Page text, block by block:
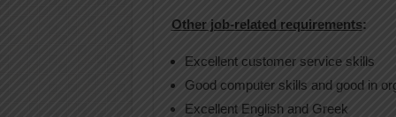
Other job-related requirements:
Excellent customer service skills
Good computer skills and good in
Excellent English and Greek